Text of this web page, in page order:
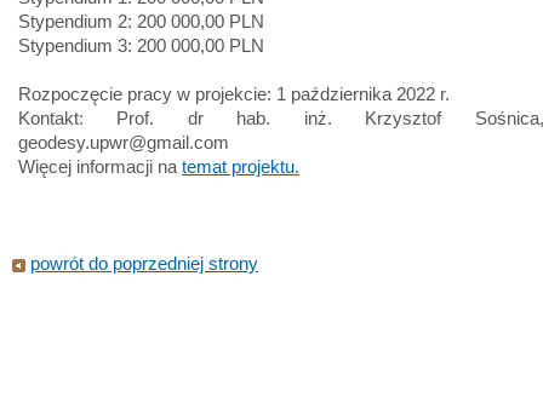
Stypendium 2: 200 000,00 PLN
Stypendium 3: 200 000,00 PLN
Rozpoczęcie pracy w projekcie: 1 października 2022 r.
Kontakt: Prof. dr hab. inż. Krzysztof
geodesy.upwr@gmail.com
Więcej informacji na temat projektu.
powrót do poprzedniej strony